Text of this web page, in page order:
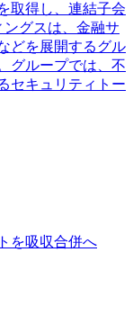
取得し、連結子会
グスは、金融サ
どを展開するグル
グループでは、不
セキュリティトー
を吸収合併へ